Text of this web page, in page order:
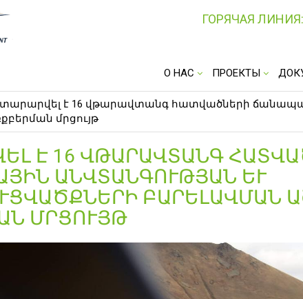
О НАС ПРОЕКТЫ
ГОРЯЧАЯ ЛИНИЯ:
է 16 վթարավտանգ հատվածների
մրցույթ
Է 16 ՎԹԱՐԱՎՏԱՆԳ
ԱՆՎՏԱՆԳՈՒԹՅԱՆ ԵՒ Ե
ԲԱՐԵԼԱՎՄԱՆ
ՄՐՑՈՒՅԹ